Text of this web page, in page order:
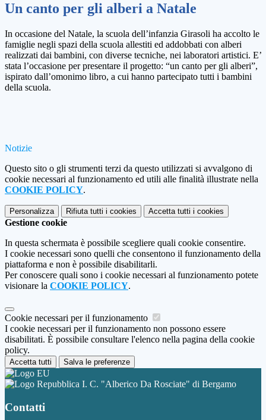
Un canto per gli alberi a Natale
In occasione del Natale, la scuola dell’infanzia Girasoli ha accolto le
famiglie negli spazi della scuola allestiti ed addobbati con alberi
realizzati dai bambini, con diverse tecniche, nei laboratori artistici. E’
stata l’occasione per presentare il progetto: “un canto per gli alberi”,
ispirato dall’omonimo libro, a cui hanno partecipato tutti i bambini
della scuola.
Notizie
Questo sito o gli strumenti terzi da questo utilizzati si avvalgono di
cookie necessari al funzionamento ed utili alle finalità illustrate nella
COOKIE POLICY.
Personalizza Rifiuta tutti i cookies Accetta tutti i cookies
Gestione cookie
In questa schermata è possibile scegliere quali cookie consentire.
I cookie necessari sono quelli che consentono il funzionamento della
piattaforma e non è possibile disabilitarli.
Per conoscere quali sono i cookie necessari al funzionamento potete
visionare la COOKIE POLICY.
Cookie necessari per il funzionamento
I cookie necessari per il funzionamento non possono essere
disabilitati. È possibile consultare l'elenco nella pagina della cookie
policy.
Accetta tutti Salva le preferenze
I. C. "Alberico Da Rosciate" di Bergamo
Contatti